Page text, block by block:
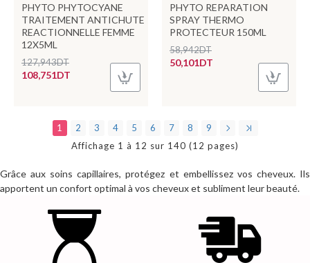
PHYTO PHYTOCYANE
TRAITEMENT ANTICHUTE
REACTIONNELLE FEMME
12X5ML
108,751DT
127,943DT
PHYTO REPARATION
SPRAY THERMO
PROTECTEUR 150ML
50,101DT
58,942DT
1 2 3 4 5 6 7 8
9
Affichage 1 à 12 sur 140 (12 pages)
Grâce aux soins capillaires, protégez et embellissez vos cheveux. Ils
apportent un confort optimal à vos cheveux et subliment leur beauté.